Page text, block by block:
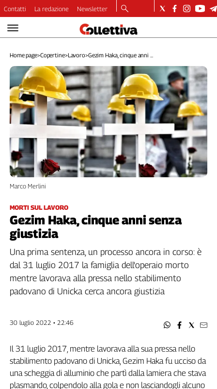
Video
Dirette
Longform
Copertine
Economia
Lavoro
Ambiente
Welfare
Italia
Internazionale
Culture
Categorie
Filcams
Filctem
Fillea
Filt
Fp
Slc
Spi
Inca
Caaf
Contatti La redazione Newsletter
Home page>Copertine>Lavoro>Gezim Haka, cinque anni ...
MORTI SUL LAVORO
Gezim Haka, cinque anni senza
giustizia
Marco Merlini
Una prima sentenza, un processo ancora in corso: è
dal 31 luglio 2017 la famiglia dell'operaio morto
mentre lavorava alla pressa nello stabilimento
padovano di Unicka cerca ancora giustizia
30 luglio 2022 • 22:46
Il 31 luglio 2017, mentre lavorava alla sua pressa nello
stabilimento padovano di Unicka, Gezim Haka fu ucciso da
una scheggia di alluminio che partì dalla lamiera che stava
plasmando, colpendolo alla gola e non lasciandogli alcuno